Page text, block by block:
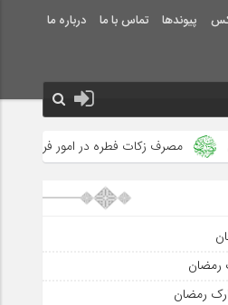
پیوندها تماس با ما درباره ما
امور فرهنگی جلوه‌های بزرگ
رمضان
رمضان